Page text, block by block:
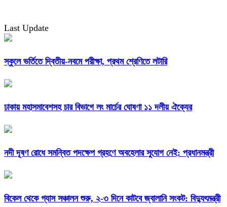
Last Update
স্কুলে ভর্তিতে দ্বিতীয়-নবমে পরীক্ষা, প্রথম শ্রেণিতে লটারি
ঢাকায় মহাসমাবেশসহ চার বিভাগে লং মার্চের ঘোষণা ১১ দলীয় ঐক্যের
নদী দূষণ রোধে সমন্বিত পদক্ষেপ গ্রহণে অবহেলার সুযোগ নেই: প্রধানমন্ত্রী
বিকেল থেকে গ্যাস সঞ্চালন শুরু, ২-৩ দিনে কাটবে জ্বালানি সংকট: বিদ্যুৎমন্ত্রী